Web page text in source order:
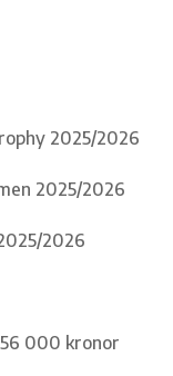
2025/2026
2025/2026
2026
000 kronor